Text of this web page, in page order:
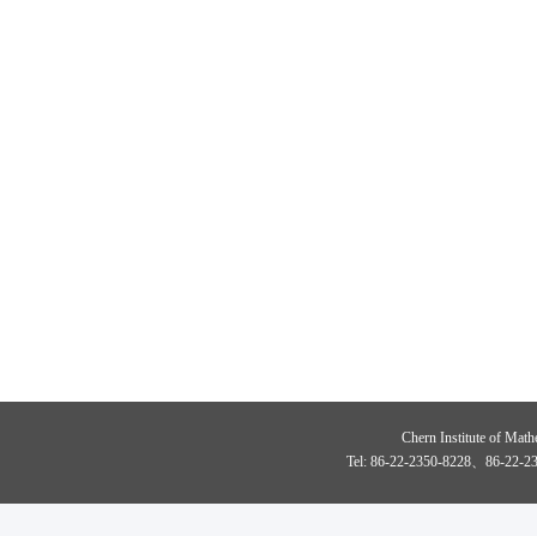
Chern Institute of
Tel: 86-22-2350-8228、86-22-